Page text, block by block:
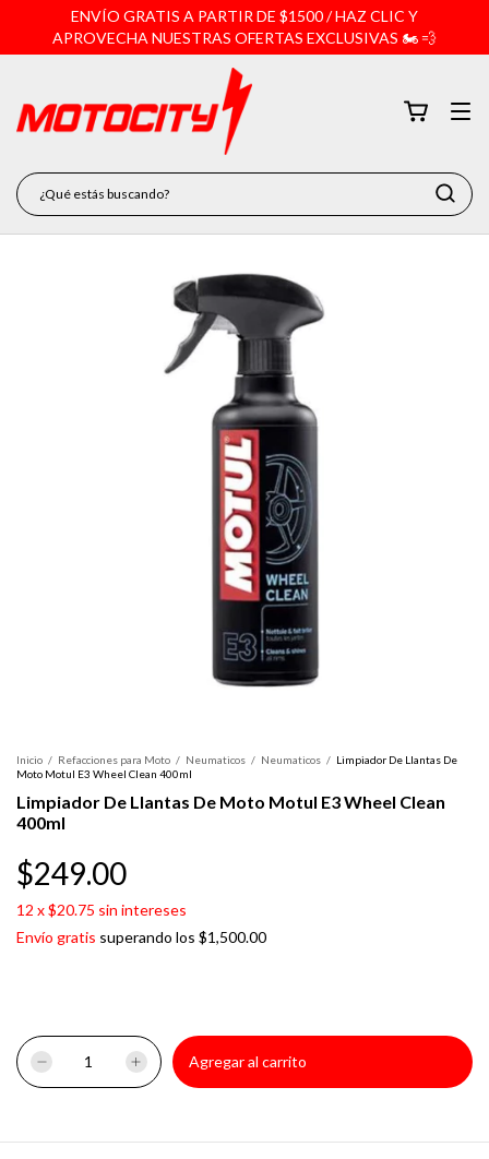
ENVÍO GRATIS A PARTIR DE $1500 / HAZ CLIC Y
APROVECHA NUESTRAS OFERTAS EXCLUSIVAS 🏍️ 💨
Inicio / Refacciones para Moto / Neumaticos / Neumaticos / Limpiador De Llantas De
Moto Motul E3 Wheel Clean 400ml
Limpiador De Llantas De Moto Motul E3 Wheel Clean
400ml
$249.00
12 x$20.75 sin intereses
Envío gratis superando los $1,500.00